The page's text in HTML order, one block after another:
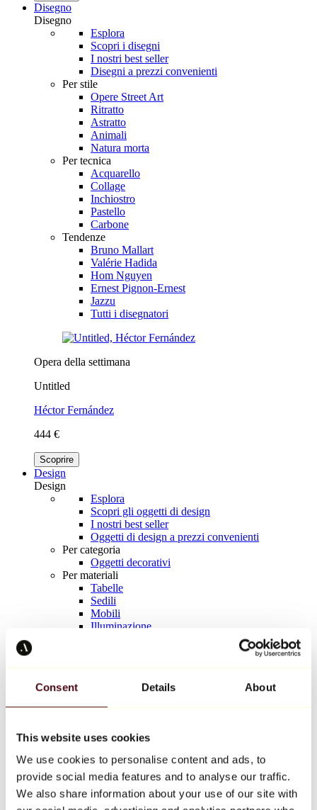
Consent Details About
This website uses cookies
We use cookies to personalise content and ads, to
provide social media features and to analyse our traffic.
We also share information about your use of our site with
Disegno
Disegno
Esplora
Scopri i disegni
I nostri best seller
Disegni a prezzi convenienti
Per stile
Opere Street Art
Ritratto
Astratto
Animali
Natura morta
Per tecnica
Acquarello
Collage
Inchiostro
Pastello
Carbone
Tendenze
Bruno Mallart
Valérie Hadida
Hom Nguyen
Ernest Pignon-Ernest
Jazzu
Tutti i disegnatori
Opera della settimana
Untitled
Héctor Fernández
444 €
Scoprire
Design
Design
Esplora
Scopri gli oggetti di design
I nostri best seller
Oggetti di design a prezzi convenienti
Per categoria
Oggetti decorativi
Per materiali
Tabelle
Sedili
Mobili
Illuminazione
Keith Haring
Tutti i designer
Opera della settimana